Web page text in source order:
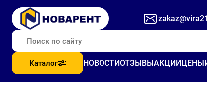
Каталог НОВОСТИОТЗЫВЫАКЦИИЦЕНЫ